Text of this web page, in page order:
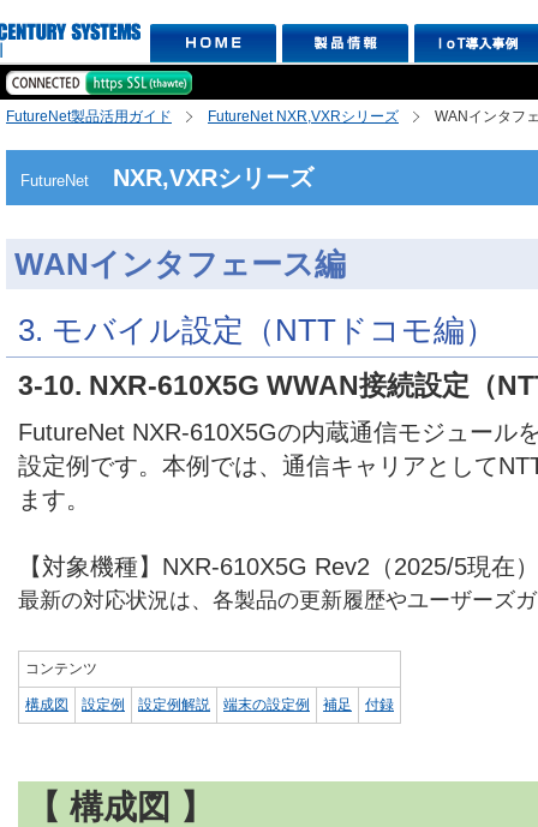
FutureNet製品活用ガイド FutureNet NXR,VXRシリーズ WANインタフ
FutureNet NXR,VXRシリーズ
WANインタフェース編
3. モバイル設定（NTTドコモ編）
3-10. NXR-610X5G WWAN接続設定（
FutureNet NXR-610X5Gの内蔵通信モジュール
設定例です。本例では、通信キャリアとして
ます。
【対象機種】NXR-610X5G Rev2（2025/5現在）
最新の対応状況は、各製品の更新履歴やユーザーズ
コンテンツ
構成図 設定例 設定例解説 端末の設定例 補足 付録
【 構成図 】